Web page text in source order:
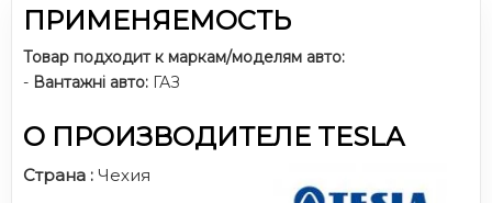
ПРИМЕНЯЕМОСТЬ
Товар подходит к маркам/моделям авто:
- Вантажні авто: ГАЗ
О ПРОИЗВОДИТЕЛЕ TESLA
Страна : Чехия